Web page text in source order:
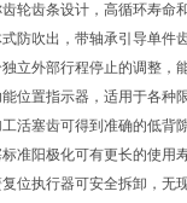
轮齿条设计，高循环寿命
防吹出，带轴承引导单件
立外部行程停止的调整，
能位置指示器，适用于各种
活塞齿可得到准确的低背
准阳极化可有更长的使用
位执行器可安全拆卸，无